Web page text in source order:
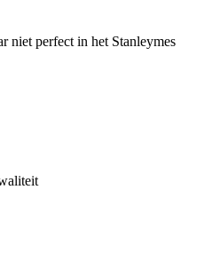
niet perfect in het Stanleymes